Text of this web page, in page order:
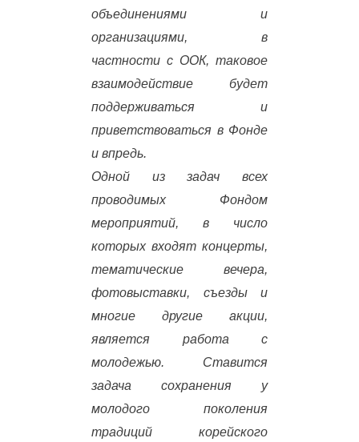
объединениями и
организациями, в
частности с ООК, таковое
взаимодействие будет
поддерживаться и
приветствоваться в Фонде
и впредь.
Одной из задач всех
проводимых Фондом
мероприятий, в число
которых входят концерты,
тематические вечера,
фотовыставки, съезды и
многие другие акции,
является работа с
молодежью. Ставится
задача сохранения у
молодого поколения
традиций корейского